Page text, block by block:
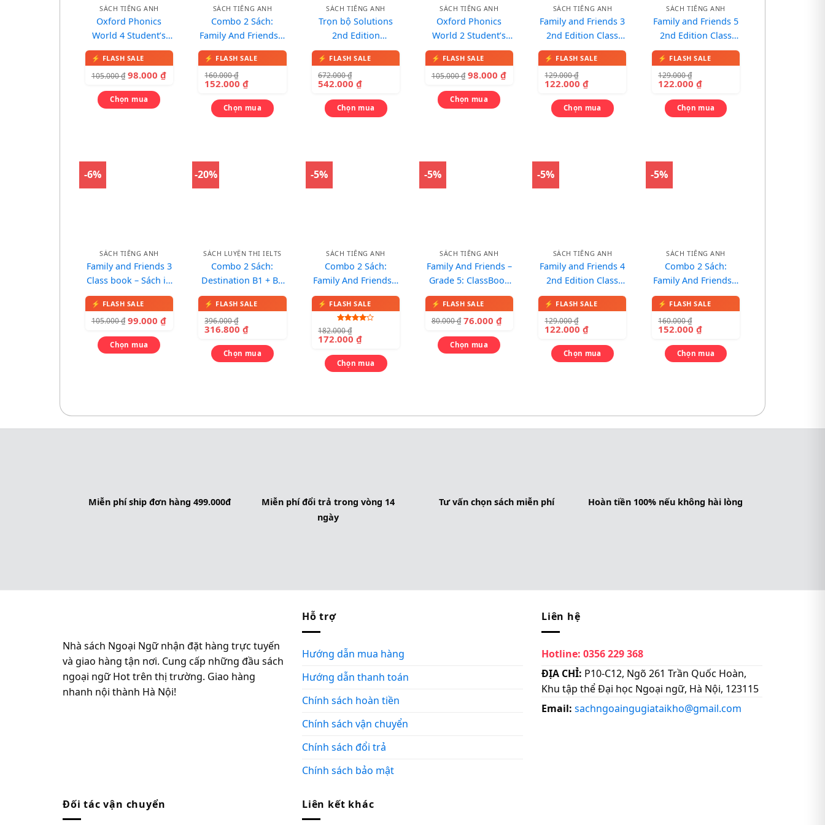
SÁCH TIẾNG ANH
Oxford Phonics
World 4 Student’s
Book – Sách in màu,
kèm 1 CD
105.000₫ 98.000₫
Chọn mua
SÁCH TIẾNG ANH
Combo 2 Sách:
Family And Friends 3
(Classbook +
Workbook) – In màu,
kèm CD
160.000₫
152.000₫
Chọn mua
SÁCH TIẾNG ANH
Trọn bộ Solutions
2nd Edition
(Elementary + Pre-
Intermediate +
Intermediate)
672.000₫
542.000₫
Chọn mua
SÁCH TIẾNG ANH
Oxford Phonics
World 2 Student’s
Book – Sách in màu,
kèm 1 CD
105.000₫ 98.000₫
Chọn mua
SÁCH TIẾNG ANH
Family and Friends 3
2nd Edition Class
book – Sách in màu,
kèm 1 CD
129.000₫
122.000₫
Chọn mua
SÁCH TIẾNG ANH
Family and Friends 5
2nd Edition Class
book – Sách in màu,
kèm 1 CD
129.000₫
122.000₫
Chọn mua
-6%
SÁCH TIẾNG ANH
Family and Friends 3
Class book – Sách in
màu, kèm 1 CD
105.000₫ 99.000₫
Chọn mua
-20%
SÁCH LUYỆN THI IELTS
Combo 2 Sách:
Destination B1 + B2
Grammar and
Vocabulary
396.000₫
316.800₫
Chọn mua
-5%
SÁCH TIẾNG ANH
Combo 2 Sách:
Family And Friends 1
– 2nd Edition
(Classbook +
Workbook) – In màu,
kèm CD
Được
xếp hạng
4.005
182.000₫
172.000₫
Chọn mua
-5%
SÁCH TIẾNG ANH
Family And Friends –
Grade 5: ClassBook
(Lớp 5)
80.000₫ 76.000₫
Chọn mua
-5%
SÁCH TIẾNG ANH
Family and Friends 4
2nd Edition Class
book – Sách in màu,
kèm 1 CD
129.000₫
122.000₫
Chọn mua
-5%
SÁCH TIẾNG ANH
Combo 2 Sách:
Family And Friends 1
(Classbook +
Workbook) – In màu,
kèm CD
160.000₫
152.000₫
Chọn mua
Miễn phí ship đơn hàng 499.000đ
Miễn phí đổi trả trong vòng 14
ngày
Tư vấn chọn sách miễn phí Hoàn tiền 100% nếu không hài lòng
Nhà sách Ngoại Ngữ nhận đặt hàng trực tuyến
và giao hàng tận nơi. Cung cấp những đầu sách
ngoại ngữ Hot trên thị trường. Giao hàng
nhanh nội thành Hà Nội!
Hỗ trợ
Hướng dẫn mua hàng
Hướng dẫn thanh toán
Chính sách hoàn tiền
Chính sách vận chuyển
Chính sách đổi trả
Chính sách bảo mật
Liên hệ
Hotline: 0356 229 368
ĐỊA CHỈ: P10-C12, Ngõ 261 Trần Quốc Hoàn,
Khu tập thể Đại học Ngoại ngữ, Hà Nội, 123115
Email: sachngoaingugiataikho@gmail.com
Đối tác vận chuyển Liên kết khác